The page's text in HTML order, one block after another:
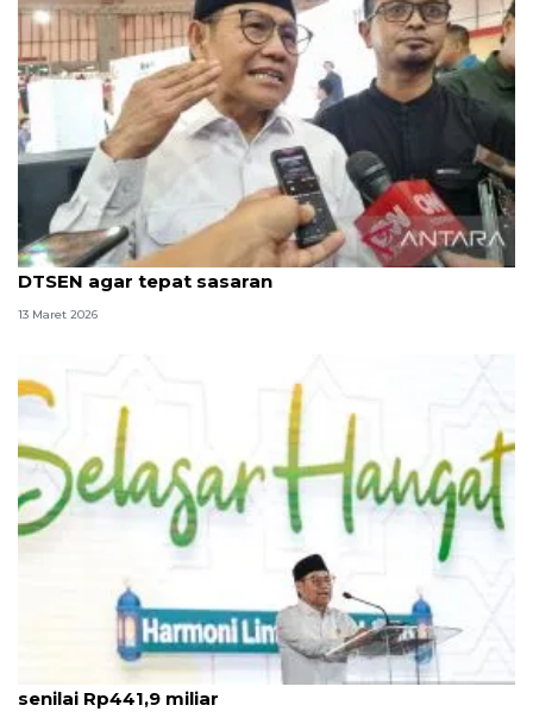
Menko Muhaimin: Penyaluran ZIS menggunakan
DTSEN agar tepat sasaran
13 Maret 2026
Pemerintah salurkan dua juta paket zakat fitrah
senilai Rp441,9 miliar